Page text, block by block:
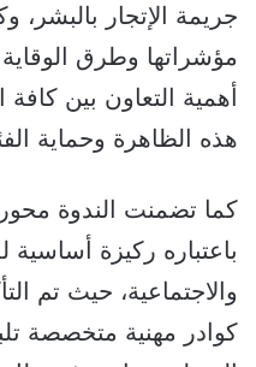
جريمة الإتجار بالبشر،
مؤشراتها وطرق الوقاية
أهمية التعاون بين
هذه الظاهرة وحماية
كما تضمنت الندوة
باعتباره ركيزة أساسية
والاجتماعية، حيث تم
كوادر مهنية متخصصة